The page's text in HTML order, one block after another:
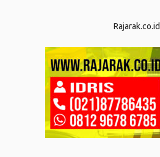
Rajarak.co.id